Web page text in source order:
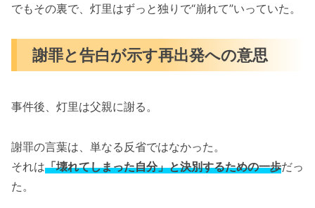
でもその裏で、灯里はずっと独りで“崩れて”いっていた。
謝罪と告白が示す再出発への意思
事件後、灯里は父親に謝る。
謝罪の言葉は、単なる反省ではなかった。
それは「壊れてしまった自分」と決別するための一歩だっ
た。